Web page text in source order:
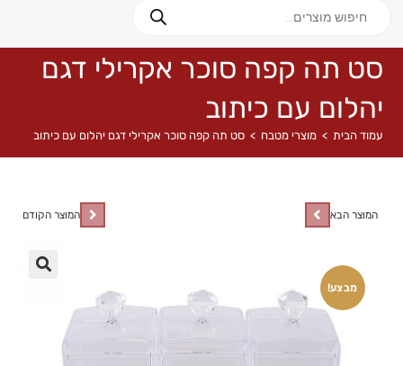
סט תה קפה סוכר אקרילי דגם
יהלום עם כיתוב
עמוד הבית > מוצרי מטבח > סט תה קפה סוכר אקרילי דגם יהלום עם כיתוב
מבצע!
המוצר הקודם המוצר הבא